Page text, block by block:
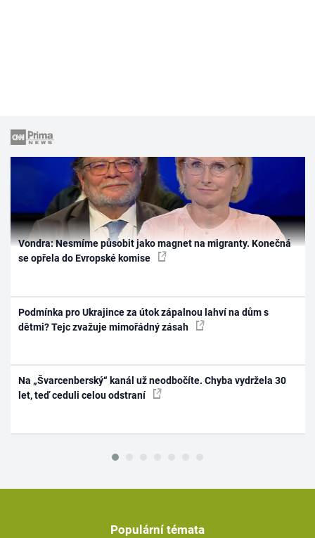
Vondra: Nesmíme působit jako magnet na migranty. Konečná
se opřela do Evropské komise
Podmínka pro Ukrajince za útok zápalnou lahví na dům s
dětmi? Tejc zvažuje mimořádný zásah
Na „Švarcenberský“ kanál už neodbočíte. Chyba vydržela 30
let, teď ceduli celou odstraní
Populární témata